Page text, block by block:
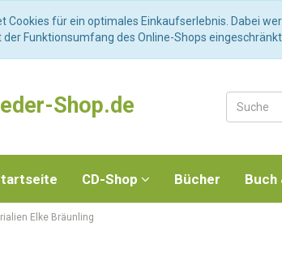
Cookies für ein optimales Einkaufserlebnis. Dabei
Funktionsumfang des Online-Shops eingeschränkt.
Shop.de
CD-Shop Bücher Buch
Elke Bräunling